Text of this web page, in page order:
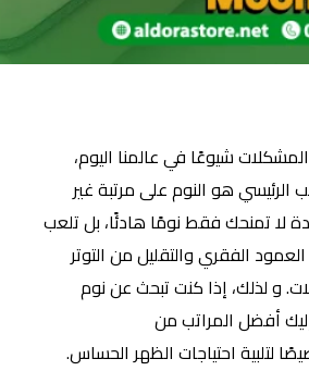
شيوعًا في عالمنا اليوم،
الرئيسي هو النوم على مرتبة غير
لا تمنحك فقط نومًا هادئًا، بل تلعب
الفقري والتقليل من التوتر
و لذلك، إذا كنت تبحث عن نوم
أفضل المراتب من
لتلبية احتياجات الظهر الحساس.